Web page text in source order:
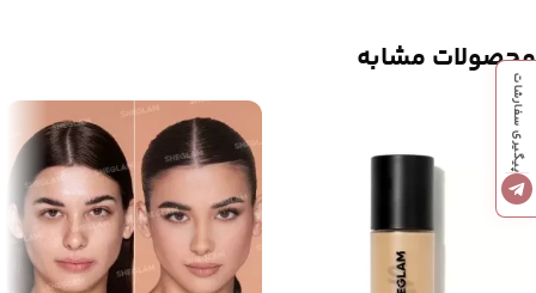
محصولات مشابه
پیگیری سفارشات